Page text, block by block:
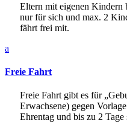
Eltern mit eigenen Kindern
nur für sich und max. 2
fährt frei mit.
a
Freie Fahrt
Freie Fahrt gibt es für
Erwachsene) gegen
Ehrentag und bis zu 2